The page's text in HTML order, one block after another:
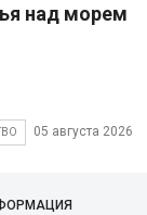
над морем
05 августа 2026